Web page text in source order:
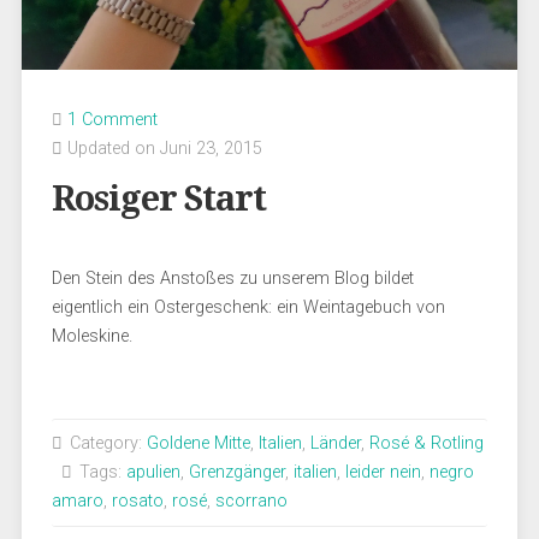
1 Comment
Updated on Juni 23, 2015
Rosiger Start
Den Stein des Anstoßes zu unserem Blog bildet
eigentlich ein Ostergeschenk: ein Weintagebuch von
Moleskine.
Category: Goldene Mitte, Italien, Länder, Rosé & Rotling
Tags: apulien, Grenzgänger, italien, leider nein, negro
amaro, rosato, rosé, scorrano